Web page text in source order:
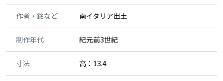
作者・銘など 南イタリア出土
制作年代 紀元前3世紀
寸法 高：13.4